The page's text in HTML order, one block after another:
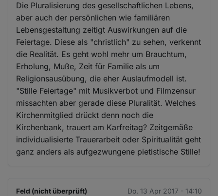
Die Pluralisierung des gesellschaftlichen Lebens,
aber auch der persönlichen wie familiären
Lebensgestaltung zeitigt Auswirkungen auf die
Feiertage. Diese als "christlich" zu sehen, verkennt
die Realität. Es geht wohl mehr um Brauchtum,
Erholung, Muße, Zeit für Familie als um
Religionsausübung, die eher Auslaufmodell ist.
"Stille Feiertage" mit Musikverbot und Filmzensur
missachten aber gerade diese Pluralität. Welches
Kirchenmitglied drückt denn noch die
Kirchenbank, trauert am Karfreitag? Zeitgemäße
individualisierte Trauerarbeit oder Spiritualität geht
ganz anders als aufgezwungene pietistische Stille!
Feld (nicht überprüft) Do. 13 Apr 2017 - 14:10